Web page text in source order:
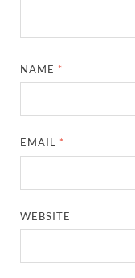
NAME *
EMAIL *
WEBSITE